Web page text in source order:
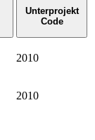
Unterprojekt
Code
2010
2010